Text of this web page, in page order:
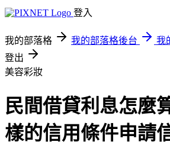
登入
我的部落格 我的部落格後台
我
登出
美容彩妝
民間借貸利息怎麼
樣的信用條件申請